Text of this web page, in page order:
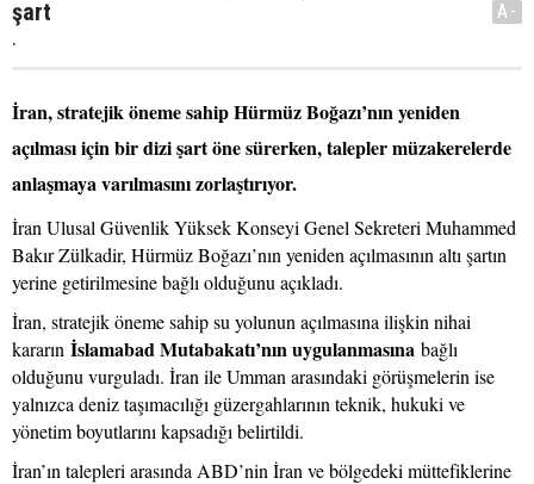
şart
.
A-
İran, stratejik öneme sahip Hürmüz Boğazı’nın yeniden
açılması için bir dizi şart öne sürerken, talepler müzakerelerde
anlaşmaya varılmasını zorlaştırıyor.
İran Ulusal Güvenlik Yüksek Konseyi Genel Sekreteri Muhammed
Bakır Zülkadir, Hürmüz Boğazı’nın yeniden açılmasının altı şartın
yerine getirilmesine bağlı olduğunu açıkladı.
İran, stratejik öneme sahip su yolunun açılmasına ilişkin nihai
kararın İslamabad Mutabakatı’nın uygulanmasına bağlı
olduğunu vurguladı. İran ile Umman arasındaki görüşmelerin ise
yalnızca deniz taşımacılığı güzergahlarının teknik, hukuki ve
yönetim boyutlarını kapsadığı belirtildi.
İran’ın talepleri arasında ABD’nin İran ve bölgedeki müttefiklerine